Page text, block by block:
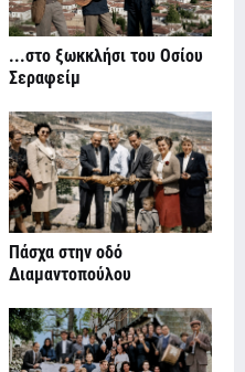
...στο ξωκκλήσι του Οσίου
Σεραφείμ
Πάσχα στην οδό
Διαμαντοπούλου